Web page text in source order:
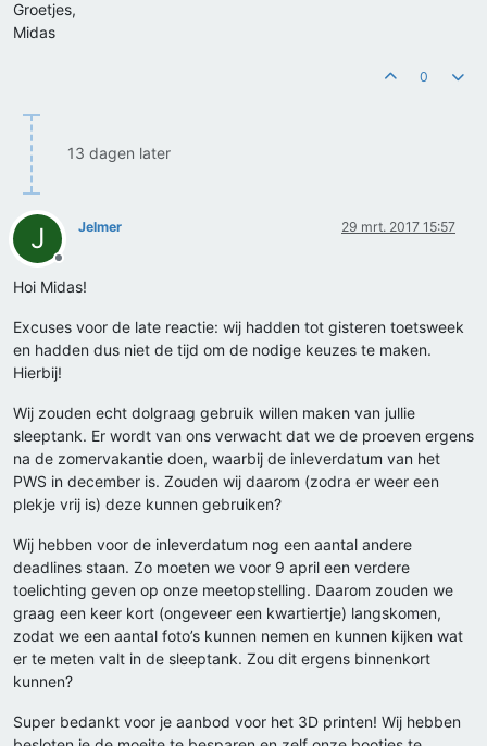
Groetjes,
Midas
0
13 dagen later
J
Offline
Jelmer 29 mrt. 2017 15:57
Hoi Midas!
Excuses voor de late reactie: wij hadden tot gisteren toetsweek
en hadden dus niet de tijd om de nodige keuzes te maken.
Hierbij!
Wij zouden echt dolgraag gebruik willen maken van jullie
sleeptank. Er wordt van ons verwacht dat we de proeven ergens
na de zomervakantie doen, waarbij de inleverdatum van het
PWS in december is. Zouden wij daarom (zodra er weer een
plekje vrij is) deze kunnen gebruiken?
Wij hebben voor de inleverdatum nog een aantal andere
deadlines staan. Zo moeten we voor 9 april een verdere
toelichting geven op onze meetopstelling. Daarom zouden we
graag een keer kort (ongeveer een kwartiertje) langskomen,
zodat we een aantal foto’s kunnen nemen en kunnen kijken wat
er te meten valt in de sleeptank. Zou dit ergens binnenkort
kunnen?
Super bedankt voor je aanbod voor het 3D printen! Wij hebben